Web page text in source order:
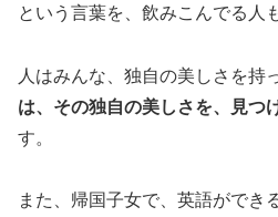
という言葉を、飲みこんでる人
人はみんな、独自の美しさを持
は、その独自の美しさを、見つ
す。
また、帰国子女で、英語ができ